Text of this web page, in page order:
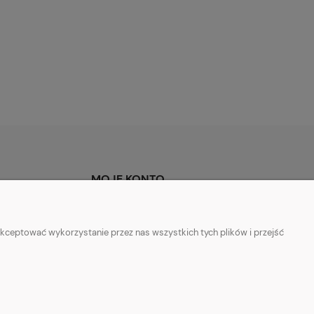
MOJE KONTO
Ustawienia konta
wykorzystanie przez nas wszystkich tych plików i przejść